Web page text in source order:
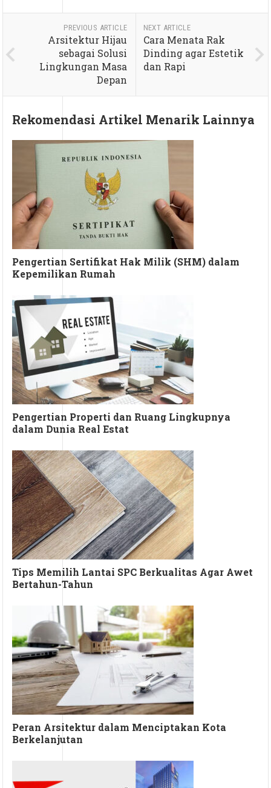
PREVIOUS ARTICLE
Arsitektur Hijau
sebagai Solusi
Lingkungan Masa
Depan
NEXT ARTICLE
Cara Menata Rak
Dinding agar Estetik
dan Rapi
Rekomendasi Artikel Menarik Lainnya
Pengertian Sertifikat Hak Milik (SHM) dalam
Kepemilikan Rumah
Pengertian Properti dan Ruang Lingkupnya
dalam Dunia Real Estat
Tips Memilih Lantai SPC Berkualitas Agar Awet
Bertahun-Tahun
Peran Arsitektur dalam Menciptakan Kota
Berkelanjutan